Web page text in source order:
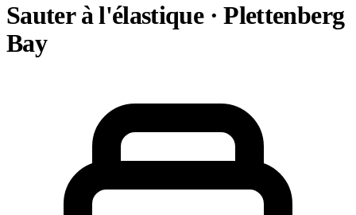
Sauter à l'élastique · Plettenberg
Bay